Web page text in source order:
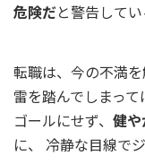
危険だと警告して
転職は、今の不満
雷を踏んでしまって
ゴールにせず、 健
に、 冷静な目線で